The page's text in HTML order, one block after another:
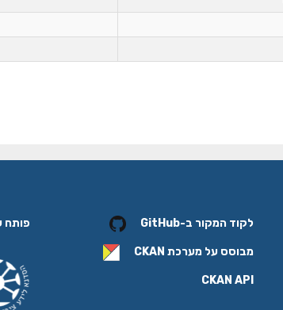
לקוד המקור ב-GitHub
מבוסס על מערכת CKAN
CKAN API
פותח